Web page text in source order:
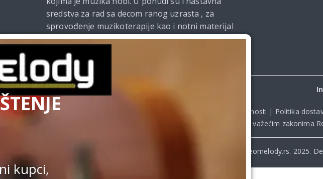
sredstva za rad sa decom ranog uzrasta , za
sprovođenje muzikoterapije kao i notni materijal
i udžbenici za muzičke škole. Od 2021. godine
Beomelody se bavi i izdavačkom delatnošću.
Kupovina na sajtu obavlja se u skladu sa važećim zakonima
Politika privatnosti | Politika
© Beomelody.rs. 2025.
kupci,